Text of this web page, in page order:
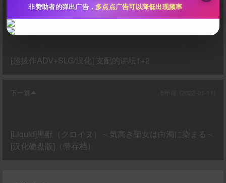
上一篇 5年前 (2022-01-10)
[超拔作ADV+SLG/汉化] 支配的讲坛1+2
下一篇
[Liquid]黒獣（クロイヌ）～気高き聖女は白濁に染まる～
[汉化硬盘版]（带存档）
非赞助者的弹出广告， 多点点广告可以降低出现频率